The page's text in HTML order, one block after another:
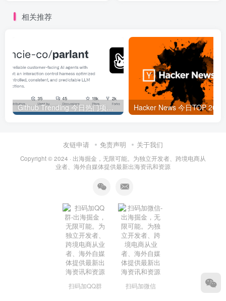
相关推荐
Github Trending 今日热门项目 | 2025-09-06
友链申请 免责声明 关于我们
Copyright © 2024 · 出海掘金，无限可能。为独立开发者、跨境电商从
业者、海外自媒体提供最新出海资讯和资源
扫码加QQ群 扫码加微信